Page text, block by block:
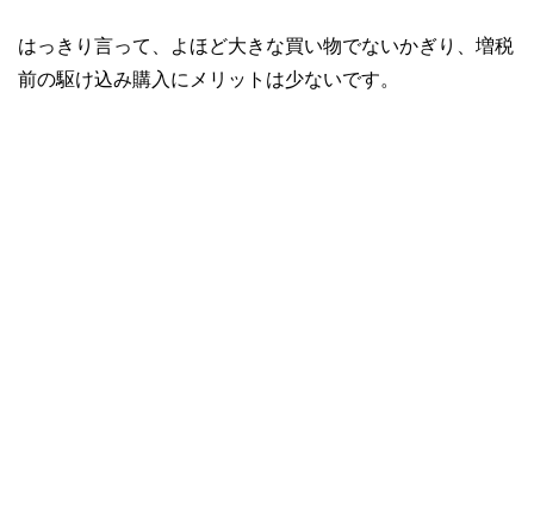
はっきり言って、よほど大きな買い物でないかぎり、増税
前の駆け込み購入にメリットは少ないです。